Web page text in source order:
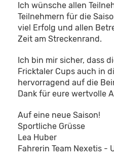
Ich wünsche allen
Teilnehmern für die
viel Erfolg und allen
Zeit am Streckenrand.
Ich bin mir sicher, dass
Fricktaler Cups auch in
hervorragend auf die
Dank für eure wertvolle
Auf eine neue Saison!
Sportliche Grüsse
Lea Huber
Fahrerin Team Nexetis -